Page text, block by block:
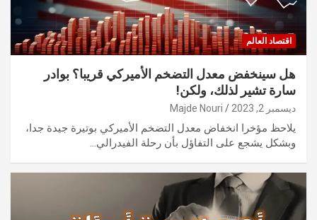
اقتصاد العالم
هل سينخفض معدل التضخم الأميركي قريبا؟ بوادر
سارة تشير لذلك، ولكن!
ديسمبر 2, 2023 Majde Nouri
يلاحظ مؤخرا انخفاض معدل التضخم الأميركي بوتيرة جيدة جدا،
وبشكل يشجع على التفاؤل بأن رحلة الفيدرالي…